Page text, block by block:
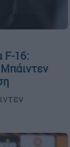
F-16: